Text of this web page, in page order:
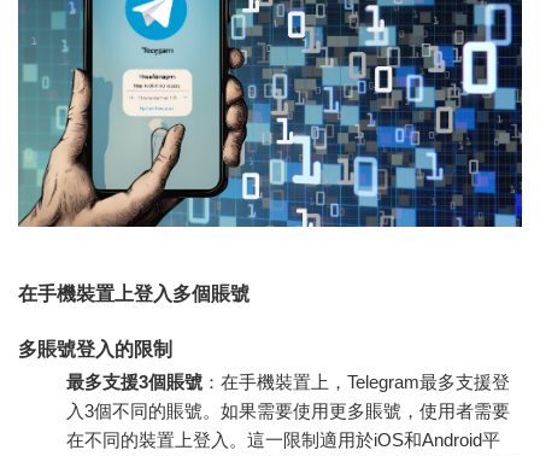
在手機裝置上登入多個賬號
多賬號登入的限制
最多支援3個賬號 ：在手機裝置上，Telegram最多支援登
入3個不同的賬號。如果需要使用更多賬號，使用者需要
在不同的裝置上登入。這一限制適用於iOS和Android平